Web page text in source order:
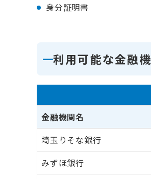
身分証明書
利用可能な金融
金融機関名
埼玉りそな銀行
みずほ銀行